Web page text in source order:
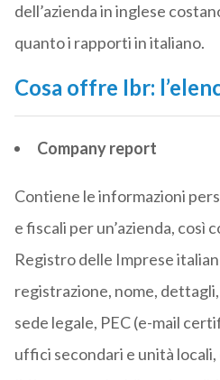
dell’azienda in inglese
quanto i rapporti in italiano.
Cosa offre Ibr:
Company report
Contiene le informazioni
e fiscali per un’azienda, così
Registro delle Imprese
registrazione, nome,
sede legale, PEC (e-mail
uffici secondari e unità